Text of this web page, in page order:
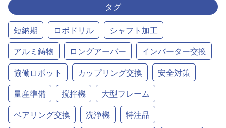
タグ
短納期 ロボドリル
シャフト加工
アルミ鋳物
ロングアーバー
インバーター交換
協働ロボット
カップリング交換
安全対策
量産準備
撹拌機
大型フレーム
ベアリング交換
洗浄機
特注品